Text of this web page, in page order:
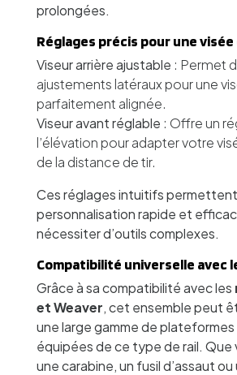
prolongées.
Réglages précis pour une
Viseur arrière ajustable : Permet
ajustements latéraux pour une
parfaitement alignée.
Viseur avant réglable : Offre un
l’élévation pour adapter votre
de la distance de tir.
Ces réglages intuitifs
personnalisation rapide et
nécessiter d’outils complexes.
Compatibilité universelle avec
Grâce à sa compatibilité avec les
et Weaver, cet ensemble peut
une large gamme de plateformes
équipées de ce type de rail. Que
une carabine, un fusil d’assaut ou